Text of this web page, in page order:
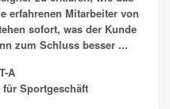
erfahrenen Mitarbeiter von
sofort, was der Kunde
zum Schluss besser ...
A
Sportgeschäft